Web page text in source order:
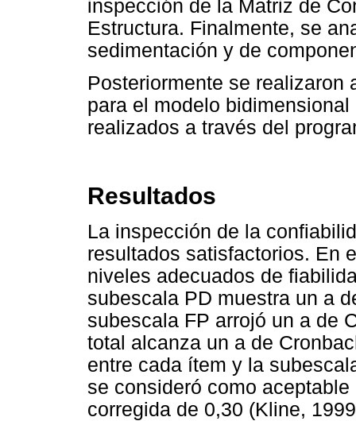
inspección de la Matriz de
Estructura. Finalmente, se
sedimentación y de
Posteriormente se realizaron
para el modelo
realizados a través del
Resultados
La inspección de la
resultados satisfactorios. En
niveles adecuados de
subescala PD muestra un a
subescala FP arrojó un a de
total alcanza un a de
entre cada ítem y la
se consideró como
corregida de 0,30 (Kline,